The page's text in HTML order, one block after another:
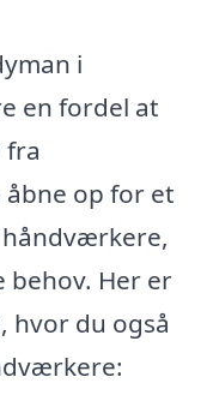
i
en fordel at
fra
op for et
behov. Her er
hvor du også